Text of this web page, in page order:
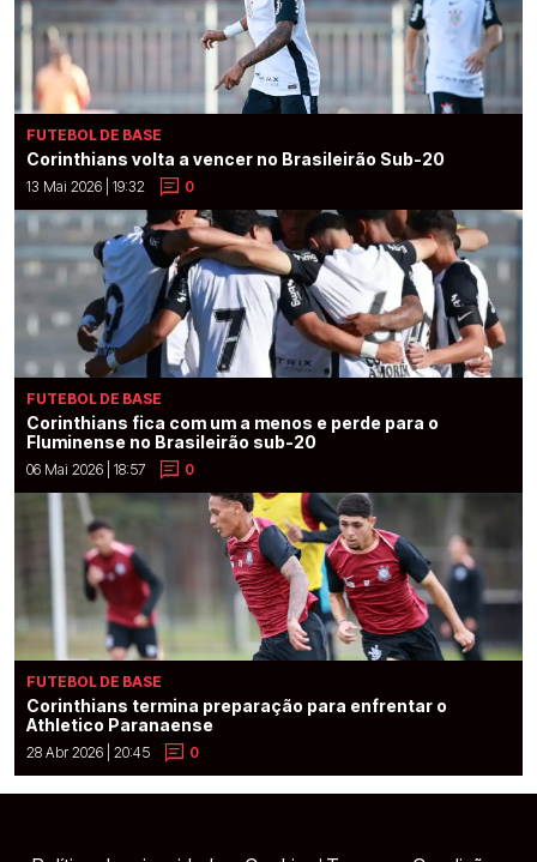
FUTEBOL DE BASE
Corinthians volta a vencer no Brasileirão Sub-20
13 Mai 2026 | 19:32 0
FUTEBOL DE BASE
Corinthians fica com um a menos e perde para o
Fluminense no Brasileirão sub-20
06 Mai 2026 | 18:57 0
FUTEBOL DE BASE
Corinthians termina preparação para enfrentar o
Athletico Paranaense
28 Abr 2026 | 20:45 0